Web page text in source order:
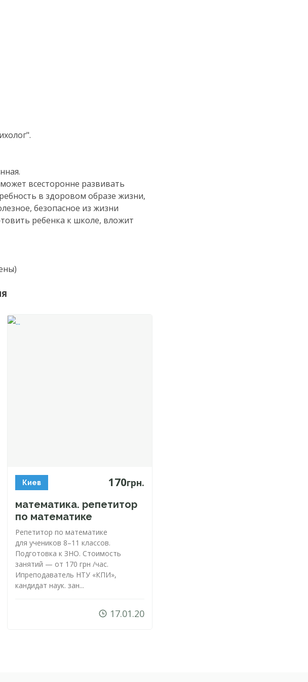
всесторонне развивать
в здоровом образе жизни,
безопасное из жизни
ребенка к школе, вложит
Киев 170грн.
математика. репетитор
по математике
Репетитор по математике
для учеников 8–11 классов.
Подготовка к ЗНО. Стоимость
занятий — от 170 грн /час.
Ипреподаватель НТУ «КПИ»,
кандидат наук. зан...
17.01.20